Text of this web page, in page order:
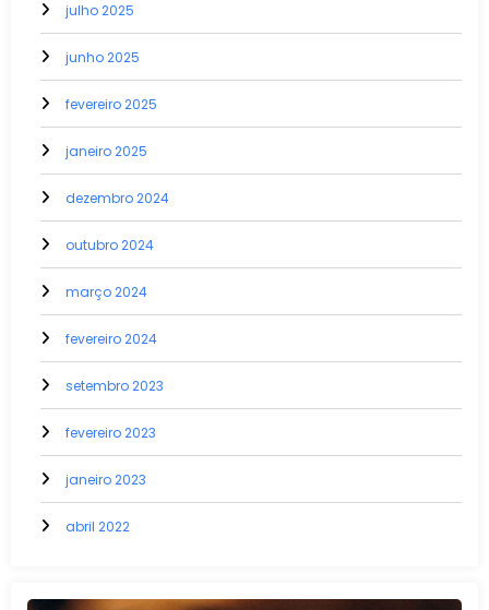
julho 2025
junho 2025
fevereiro 2025
janeiro 2025
dezembro 2024
outubro 2024
março 2024
fevereiro 2024
setembro 2023
fevereiro 2023
janeiro 2023
abril 2022